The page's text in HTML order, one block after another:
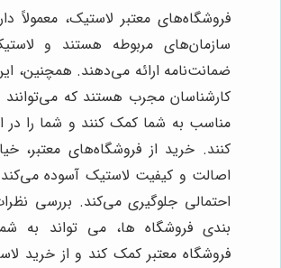
فروشگاه‌های معتبر لاستیک، معمولاً
سازمان‌های مربوطه هستند و
ضمانت‌نامه ارائه می‌دهند. همچنین،
کارشناسان مجرب هستند که می‌توانند
مناسب به شما کمک کنند و شما را در
کنند. خرید از فروشگاه‌های معتبر،
اصالت و کیفیت لاستیک آسوده
احتمالی جلوگیری می‌کند. بررسی
بندی فروشگاه ها، می تواند به
فروشگاه معتبر کمک کند و از خرید